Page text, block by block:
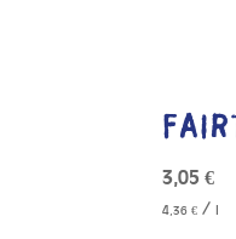
3,05€
4,36€ /